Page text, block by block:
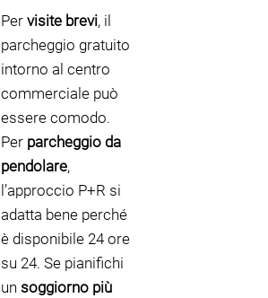
Per visite brevi, il
parcheggio gratuito
intorno al centro
commerciale può
essere comodo.
Per parcheggio da
pendolare,
l’approccio P+R si
adatta bene perché
è disponibile 24 ore
su 24. Se pianifichi
un soggiorno più